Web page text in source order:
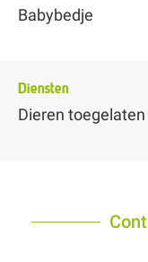
Babybedje
Diensten
Dieren toegelaten